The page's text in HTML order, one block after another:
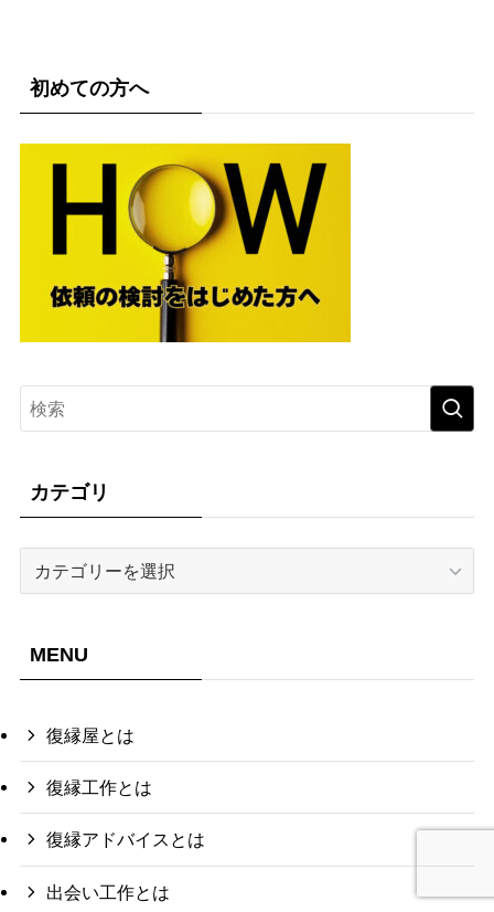
初めての方へ
カテゴリ
MENU
復縁屋とは
復縁工作とは
復縁アドバイスとは
出会い工作とは